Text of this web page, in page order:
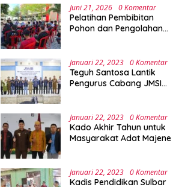
Juni 21, 2026 0 Komentar
Pelatihan Pembibitan
Pohon dan Pengolahan
Green Campus di UPA
Laboratorium Terpadu
Januari 22, 2023 0 Komentar
Teguh Santosa Lantik
Pengurus Cabang JMSI
Januari 22, 2023 0 Komentar
Kado Akhir Tahun untuk
Masyarakat Adat Majene
Januari 22, 2023 0 Komentar
Kadis Pendidikan Sulbar